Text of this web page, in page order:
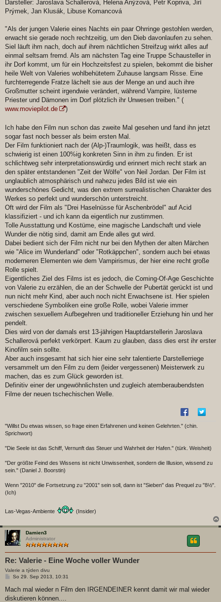
Darsteller: Jaroslava Schallerová, Helena Anýzová, Petr Kopriva, Jirí
Prýmek, Jan Klusák, Libuse Komancová
"Als der jungen Valerie eines Nachts ein paar Ohrringe gestohlen werden,
erwacht sie gerade noch rechtzeitig, um den Dieb davonlaufen zu sehen.
Siel läuft ihm nach, doch auf ihrem nächtlichen Streifzug wirkt alles auf
einmal seltsam fremd. Als am nächsten Tag eine Truppe Schausteller in
ihr Dorf kommt, um für ein Hochzeitsfest zu spielen, bekommt die bisher
heile Welt von Valeries wohlbehütetem Zuhause langsam Risse. Eine
furchterregende Fratze lächelt sie aus der Menge an und auch ihre
Großmutter scheint irgendwie verändert, während Vampire, lüsterne
Priester und Dämonen im Dorf plötzlich ihr Unwesen treiben." (
www.moviepilot.de
)
Ich habe den Film nun schon das zweite Mal gesehen und fand ihn jetzt
sogar fast noch besser als beim ersten Mal.
Der Film funktioniert nach der (Alp-)Traumlogik, was heißt, dass es
schwierig ist einen 100%ig konkreten Sinn in ihm zu finden. Er ist
schlichtweg sehr interpretationswürdig und erinnert mich recht stark an
den später entstandenen "Zeit der Wölfe" von Neil Jordan. Der Film ist
unglaublich atmosphärisch und nahezu jedes Bild ist wie ein
wunderschönes Gedicht, was den extrem surrealistischen Charakter des
Werkes so perfekt und wunderschön unterstreicht.
Oft wird der Film als "Drei Haselnüsse für Aschenbrödel" auf Acid
klassifiziert - und ich kann da eigentlich nur zustimmen.
Tolle Ausstattung und Kostüme, eine magische Landschaft und viele
Wunder die nötig sind, damit am Ende alles gut wird.
Dabei bedient sich der Film nicht nur bei den Mythen der alten Märchen
wie "Alice im Wunderland" oder "Rotkäppchen", sondern auch bei etwas
moderneren Elementen wie dem Vampirismus, der hier eine recht große
Rolle spielt.
Eigentliches Ziel des Films ist es jedoch, die Coming-Of-Age Geschichte
von Valerie zu erzählen, die an der Schwelle der Pubertät gerückt ist und
nun nicht mehr Kind, aber auch noch nicht Erwachsene ist. Hier spielen
verschiedene Symboliken eine große Rolle, wobei Valerie immer
zwischen sexuellem Aufbegehren und traditioneller Erziehung hin und her
pendelt.
Dies wird von der damals erst 13-jährigen Hauptdarstellerin Jaroslava
Schallerová perfekt verkörpert. Kaum zu glauben, dass dies erst ihr erster
Kinofilm sein sollte.
Aber auch insgesamt hat sich hier eine sehr talentierte Darstellerriege
versammelt um den Film zu dem (leider vergessenen) Meisterwerk zu
machen, das es zum Glück geworden ist.
Definitiv einer der ungewöhnlichsten und zugleich atemberaubendsten
Filme der neuen tschechischen Welle.
"Willst Du etwas wissen, so frage einen Erfahrenen und keinen Gelehrten." (chin.
Sprichwort)
"Die Seele ist das Schiff, Vernunft das Steuer und Wahrheit der Hafen." (türk. Weisheit)
"Der größte Feind des Wissens ist nicht Unwissenheit, sondern die Illusion, wissend zu
sein." (Daniel J. Boorstin)
Wenn "2010" die Fortsetzung zu "2001" sein soll, dann ist "Sieben" das Prequel zu "8½".
(Ich)
Las-Vegas-Ambiente (Insider)
Damien3
Administrator
Re: Valerie - Eine Woche voller Wunder
Valerie a týden divu
B
i
r
So 29. Sep 2013, 10:31
Mach mal wieder n Film den IRGENDEINER kennt damit wir mal wieder
diskutieren können....